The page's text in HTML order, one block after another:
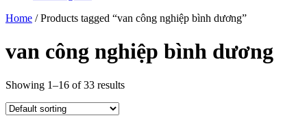
Home / Products tagged “van công nghiệp bình dương”
van công nghiệp bình dương
Showing 1–16 of 33 results